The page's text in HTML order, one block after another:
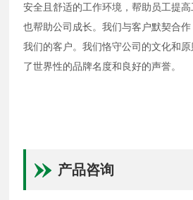
安全且舒适的工作环境，帮助员工提
也帮助公司成长。我们与客户默契合
我们的客户。我们恪守公司的文化和
了世界性的品牌名度和良好的声誉。
产品咨询